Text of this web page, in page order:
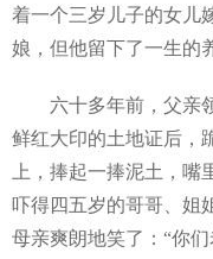
着一个三岁儿子的女儿
娘，但他留下了一生的
六十多年前，父亲领
鲜红大印的土地证后，
上，捧起一捧泥土，嘴
吓得四五岁的哥哥、姐
母亲爽朗地笑了：“你